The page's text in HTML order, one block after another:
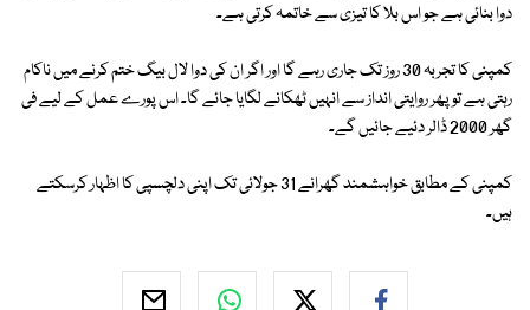
دوا بنائی ہے جو اس بلا کا تیزی سے خاتمہ کرتی ہے۔
کمپنی کا تجربہ 30 روز تک جاری رہے گا اور اگر ان کی دوا لال بیگ ختم کرنے میں ناکام
رہتی ہے تو پھر روایتی انداز سے انہیں ٹھکانے لگایا جائے گا۔ اس پورے عمل کے لیے فی
گھر 2000 ڈالر دئیے جائیں گے۔
کمپنی کے مطابق خواہشمند گھرانے 31 جولائی تک اپنی دلچسپی کا اظہار کرسکتے
ہیں۔